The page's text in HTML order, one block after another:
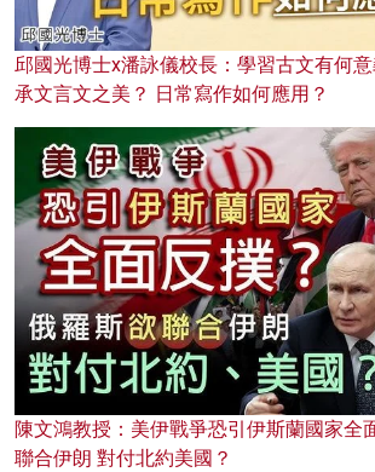
邱國光博士x潘詠儀校長：學習古文有何
承文言文之美？ 日常寫作如何應用？
陳文鴻教授：美伊戰爭恐引伊斯蘭國家全
聯合伊朗 對付北約美國？